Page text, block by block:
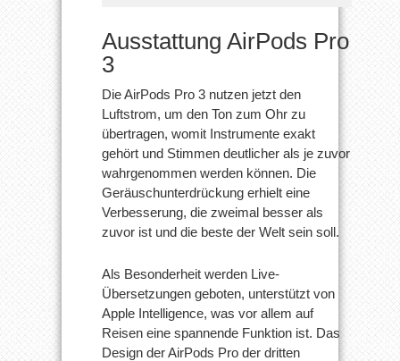
Ausstattung AirPods Pro
3
Die AirPods Pro 3 nutzen jetzt den
Luftstrom, um den Ton zum Ohr zu
übertragen, womit Instrumente exakt
gehört und Stimmen deutlicher als je zuvor
wahrgenommen werden können. Die
Geräuschunterdrückung erhielt eine
Verbesserung, die zweimal besser als
zuvor ist und die beste der Welt sein soll.
Als Besonderheit werden Live-
Übersetzungen geboten, unterstützt von
Apple Intelligence, was vor allem auf
Reisen eine spannende Funktion ist. Das
Design der AirPods Pro der dritten